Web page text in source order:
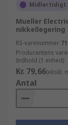
Midlertidigt
Mueller
nikkellegering
RS-varenummer
Producentens
Indhold (1 enhed)
Kr. 79,66(ekskl.
Antal